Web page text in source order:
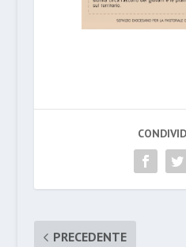
PRECEDENTE